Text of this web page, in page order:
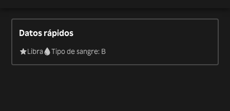
Datos rápidos
Libra Tipo de sangre: B